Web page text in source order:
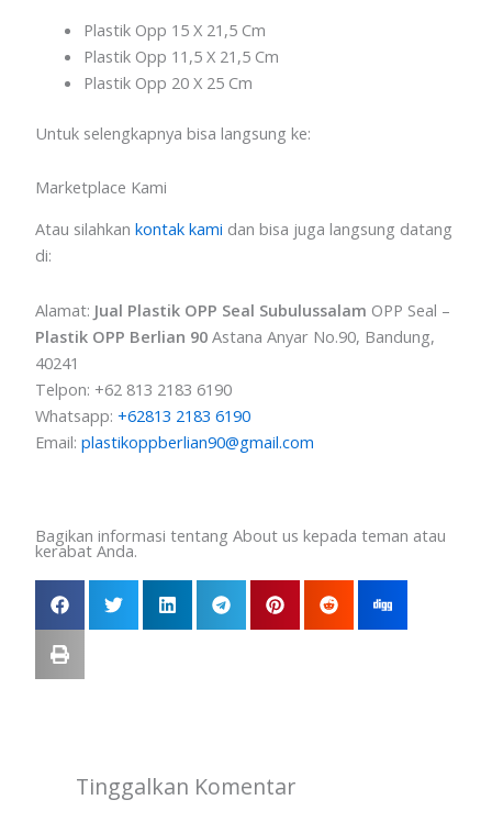
Plastik Opp 15 X 21,5 Cm
Plastik Opp 11,5 X 21,5 Cm
Plastik Opp 20 X 25 Cm
Untuk selengkapnya bisa langsung ke:
Marketplace Kami
Atau silahkankontak kami dan bisa juga langsung datang
di:
Alamat: Jual Plastik OPP Seal Subulussalam OPP Seal –
Plastik OPP Berlian 90 Astana Anyar No.90, Bandung,
40241
Telpon: +62 813 2183 6190
Whatsapp:+62813 2183 6190
Email:plastikoppberlian90@gmail.com
Bagikan informasi tentang About us kepada teman atau
kerabat Anda.
Tinggalkan Komentar